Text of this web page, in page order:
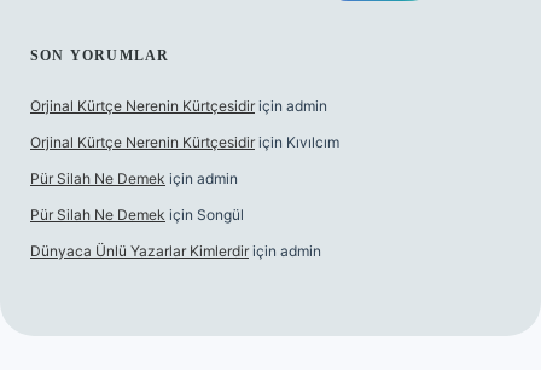
SON YORUMLAR
Orjinal Kürtçe Nerenin Kürtçesidir için admin
Orjinal Kürtçe Nerenin Kürtçesidir için Kıvılcım
Pür Silah Ne Demek için admin
Pür Silah Ne Demek için Songül
Dünyaca Ünlü Yazarlar Kimlerdir için admin